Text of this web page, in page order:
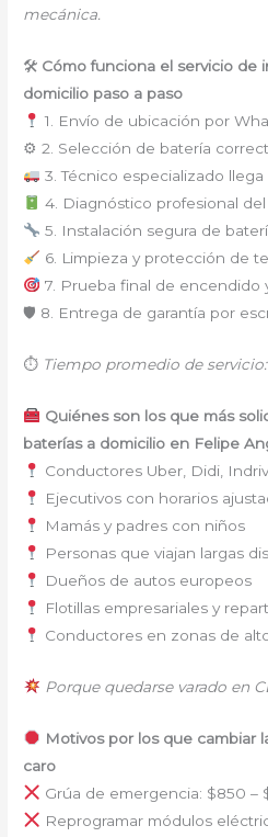
mecánica.
🛠 Cómo funciona el servicio de
domicilio paso a paso
1. Envío de ubicación por
⚙ 2. Selección de batería
3. Técnico especializado llega
4. Diagnóstico profesional
5. Instalación segura de
6. Limpieza y protección de
7. Prueba final de encendido
🛡 8. Entrega de garantía por
⏱ Tiempo promedio de
Quiénes son los que más
baterías a domicilio en Felipe
Conductores Uber, Didi,
Ejecutivos con horarios
Mamás y padres con niños
Personas que viajan largas
Dueños de autos europeos
Flotillas empresariales y
Conductores en zonas de
Porque quedarse varado en
Motivos por los que cambiar
caro
Grúa de emergencia: $850 –
Reprogramar módulos